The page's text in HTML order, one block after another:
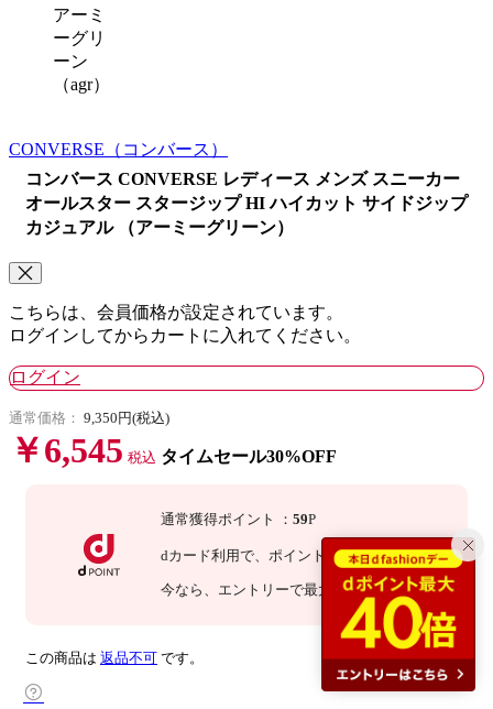
アーミ
ーグリ
ーン
（agr）
CONVERSE （コンバース）
コンバース CONVERSE レディース メンズ スニーカー
オールスター スタージップ HI ハイカット サイドジップ
カジュアル （アーミーグリーン）
こちらは、会員価格が設定されています。
ログインしてからカートに入れてください。
ログイン
通常価格： 9,350円(税込)
￥6,545 税込 タイムセール30%OFF
通常獲得ポイント ：59P
dカード利用で、ポイント 3倍 ：177P
今なら 、エントリーで最大 20 倍！ 詳細
この商品は 返品不可 です。